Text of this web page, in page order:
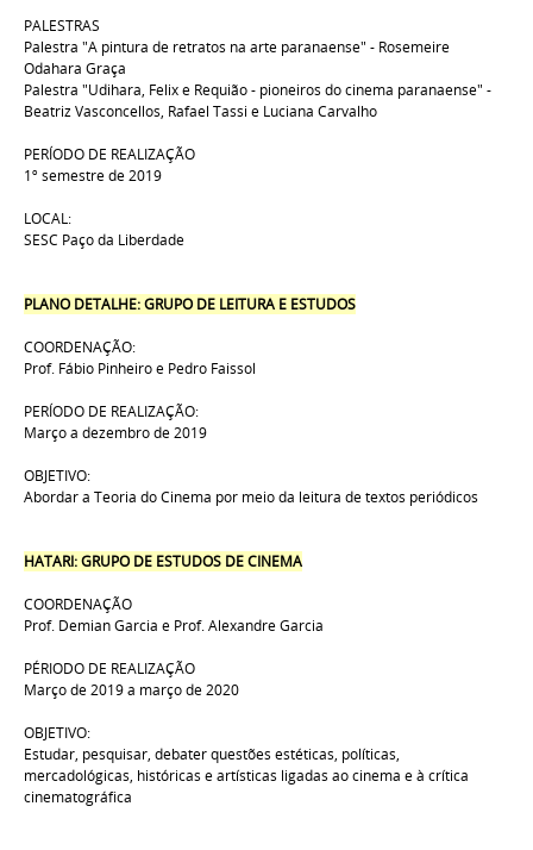
PALESTRAS
Palestra "A pintura de retratos na arte paranaense" - Rosemeire
Odahara Graça
Palestra "Udihara, Felix e Requião - pioneiros do cinema paranaense" -
Beatriz Vasconcellos, Rafael Tassi e Luciana Carvalho
PERÍODO DE REALIZAÇÃO
1º semestre de 2019
LOCAL:
SESC Paço da Liberdade
PLANO DETALHE: GRUPO DE LEITURA E ESTUDOS
COORDENAÇÃO:
Prof. Fábio Pinheiro e Pedro Faissol
PERÍODO DE REALIZAÇÃO:
Março a dezembro de 2019
OBJETIVO:
Abordar a Teoria do Cinema por meio da leitura de textos periódicos
HATARI: GRUPO DE ESTUDOS DE CINEMA
COORDENAÇÃO
Prof. Demian Garcia e Prof. Alexandre Garcia
PÉRIODO DE REALIZAÇÃO
Março de 2019 a março de 2020
OBJETIVO:
Estudar, pesquisar, debater questões estéticas, políticas,
mercadológicas, históricas e artísticas ligadas ao cinema e à crítica
cinematográfica